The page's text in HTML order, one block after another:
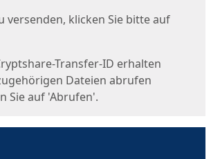
versenden, klicken Sie bitte auf
Transfer-ID erhalten
Dateien abrufen
Sie auf 'Abrufen'.